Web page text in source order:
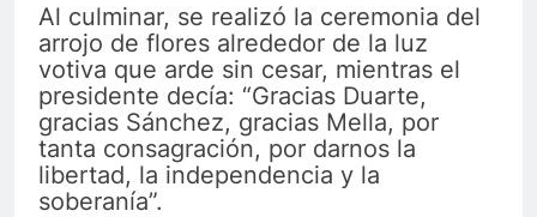
Al culminar, se realizó la ceremonia del
arrojo de flores alrededor de la luz
votiva que arde sin cesar, mientras el
presidente decía: “Gracias Duarte,
gracias Sánchez, gracias Mella, por
tanta consagración, por darnos la
libertad, la independencia y la
soberanía”.